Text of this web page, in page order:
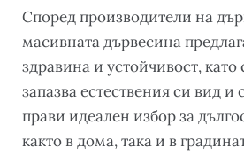
Според производители на
масивната дървесина
здравина и устойчивост,
запазва естествения си вид и
прави идеален избор за
както в дома, така и в